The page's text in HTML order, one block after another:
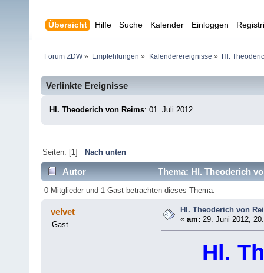
Übersicht Hilfe Suche Kalender Einloggen
Forum ZDW» Empfehlungen » Kalenderereignisse » Hl.
Verlinkte Ereignisse
Hl. Theoderich von Reims: 01. Juli 2012
Seiten: [1] Nach unten
Autor Thema: Hl. Theoderich
0 Mitglieder und 1 Gast betrachten dieses Thema.
velvet
Gast
Hl. Theoderich von
«am: 29. Juni 2012,
Hl.